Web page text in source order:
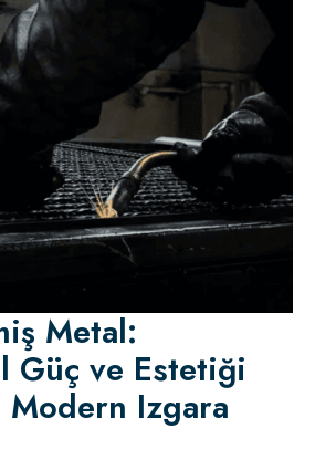
Metal:
Güç ve Estetiği
Modern Izgara